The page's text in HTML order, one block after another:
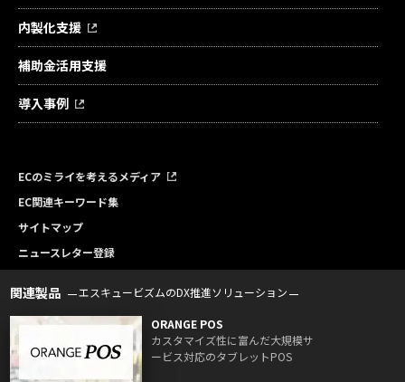
内製化支援
補助金活用支援
導入事例
ECのミライを考えるメディア
EC関連キーワード集
サイトマップ
ニュースレター登録
関連製品 エスキュービズムのDX推進ソリューション
ORANGE POS
カスタマイズ性に富んだ大規模サ
ービス対応のタブレットPOS